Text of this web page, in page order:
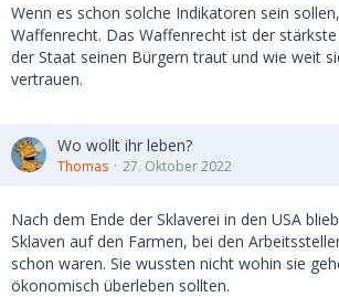
Wenn es schon solche Indikatoren sein
Waffenrecht. Das Waffenrecht ist der
der Staat seinen Bürgern traut und wie weit
vertrauen.
Wo wollt ihr leben?
Thomas 27. Oktober 2022
Nach dem Ende der Sklaverei in den USA
Sklaven auf den Farmen, bei den
schon waren. Sie wussten nicht wohin sie
ökonomisch überleben sollten.